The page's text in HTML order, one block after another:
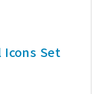
Icons Set